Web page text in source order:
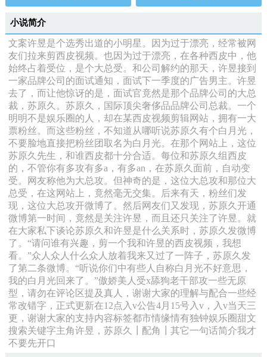
小说简介
文案许昱是个选秀出道的小明星。因为过于漂亮，经常被网
友们拉来剪西皮视频。也因为过于漂亮，在各种西皮中，他
始终占着受位，是个大总受。和公司解约的那天，许昱接到
一家品牌公司的面试通知，面试下一季度的广告男主。许昱
去了，而让他惊讶的是，面试官竟然是那个品牌公司的大总
裁，苏原久。苏原久，国际顶尖奢侈品品牌公司总裁。一个
明明不是娱乐圈的人，却在某西皮视频剪辑网站，拥有一大
票粉丝。而这些粉丝，不知道从哪听说苏原久有个白月光，
不要脸地直接把粉丝团取名为白月光。在那个网站上，这位
苏原久先生，和谁西皮都十分合适。每位和苏原久组西皮
的，不管你有多攻有多a，有多an，在苏原久面前，自动变
受。网友称他为大总攻。但神奇的是，这位大总攻和那位大
总受，在这网站上，竟然毫无交集。后来有天，粉丝们发
现，这位大总攻开微博了。然后网友们又发现，苏原久开通
微博第一时间，竟然是关注许昱，而且还只关注了许昱。就
在大家私下谈论苏原久和许昱是什么关系时，苏原久发微博
了。“请问谁有兴趣，剪一个我和许昱的西皮视频，我想
看。”众人众人什么众人放着我来又过了一阵子，苏原久发
了第二条微博。“听说你们中有些人自称白月光不好意思，
我的白月光回来了。”傲娇美人受x舔狗老干部攻一些无原
型，请勿在评论区提及真人，谢谢大家的理解与配合一些经
常改错字，正式更新在12点入v公告4月15号入v，入v当天三
更，谢谢大家的支持内容标签都市情缘情有独钟娱乐圈甜文
搜索关键字主角许昱，苏原久┃配角┃其它一句话简介我才
不要先开口